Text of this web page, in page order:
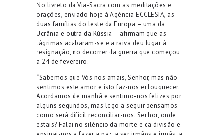
No livreto da Via-Sacra com as meditações e
orações, enviado hoje à Agência ECCLESIA, as
duas famílias do leste da Europa – uma da
Ucrânia e outra da Rússia – afirmam que as
lágrimas acabaram-se e a raiva deu lugar à
resignação, no decorrer da guerra que começou
a 24 de fevereiro.
“Sabemos que Vós nos amais, Senhor, mas não
sentimos este amor e isto faz-nos enlouquecer.
Acordamos de manhã e sentimo-nos felizes por
alguns segundos, mas logo a seguir pensamos
como será difícil reconciliar-nos. Senhor, onde
estais? Falai no silêncio da morte e da divisão e